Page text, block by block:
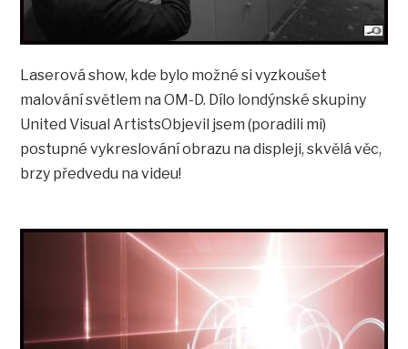
Laserová show, kde bylo možné si vyzkoušet
malování světlem na OM-D. Dílo londýnské skupiny
United Visual ArtistsObjevil jsem (poradili mi)
postupné vykreslování obrazu na displeji, skvělá věc,
brzy předvedu na videu!